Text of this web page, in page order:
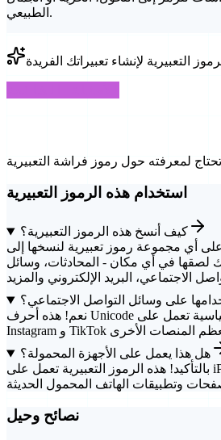
الطبيعي.
لمعرفته حول رموز فراشة التعبيرية
استخدام هذه الرموز التعبيرية
كيف أنسخ هذه الرموز التعبيرية؟
أي مجموعة رموز تعبيرية لنسخها إلى
لصقها في أي مكان - المحادثات، وسائل
على وسائل التواصل الاجتماعي؟
نعم! هذه أحرف Unicode قياسية تعمل على Twitter و Facebook و
هل هذا يعمل على الأجهزة المحمولة؟
بالتأكيد! هذه الرموز التعبيرية تعمل على iPhone و Android وجميع
نصائح وحيل